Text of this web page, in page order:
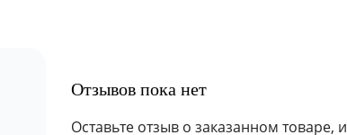
Отзывов пока нет
Оставьте отзыв о заказанном товаре, и